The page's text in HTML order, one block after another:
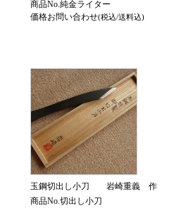
商品No.純金ライター
価格お問い合わせ(税込/送料込)
玉鋼切出し小刀 岩崎重義 作
商品No.切出し小刀